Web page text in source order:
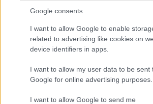
Google consents
I want to allow Google to enable
related to advertising like cookies on
device identifiers in apps.
I want to allow my user data to be sent
Google for online advertising purposes.
I want to allow Google to send me